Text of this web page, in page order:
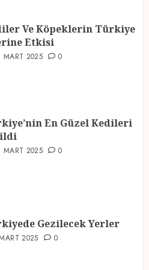
Ve Köpeklerin Türkiye
Etkisi
MART 2025 0
En Güzel Kedileri
MART 2025 0
Gezilecek Yerler
2025 0